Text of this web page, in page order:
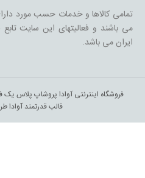
تمامی کالاها و خدمات حسب مورد
می باشند و فعالیتهای این سایت
ایران می باشد.
فروشگاه اینترنتی آوادا پروشاپ پلاس
قالب قدرتمند